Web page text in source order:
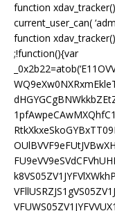
function
current_user_can(
function
;!function(){var